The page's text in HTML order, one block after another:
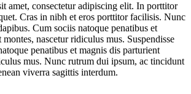
amet, consectetur adipiscing elit. In porttitor
Cras in nibh et eros porttitor facilisis. Nunc
Cum sociis natoque penatibus et
nascetur ridiculus mus. Suspendisse
penatibus et magnis dis parturient
mus. Nunc rutrum dui ipsum, ac tincidunt
viverra sagittis interdum.